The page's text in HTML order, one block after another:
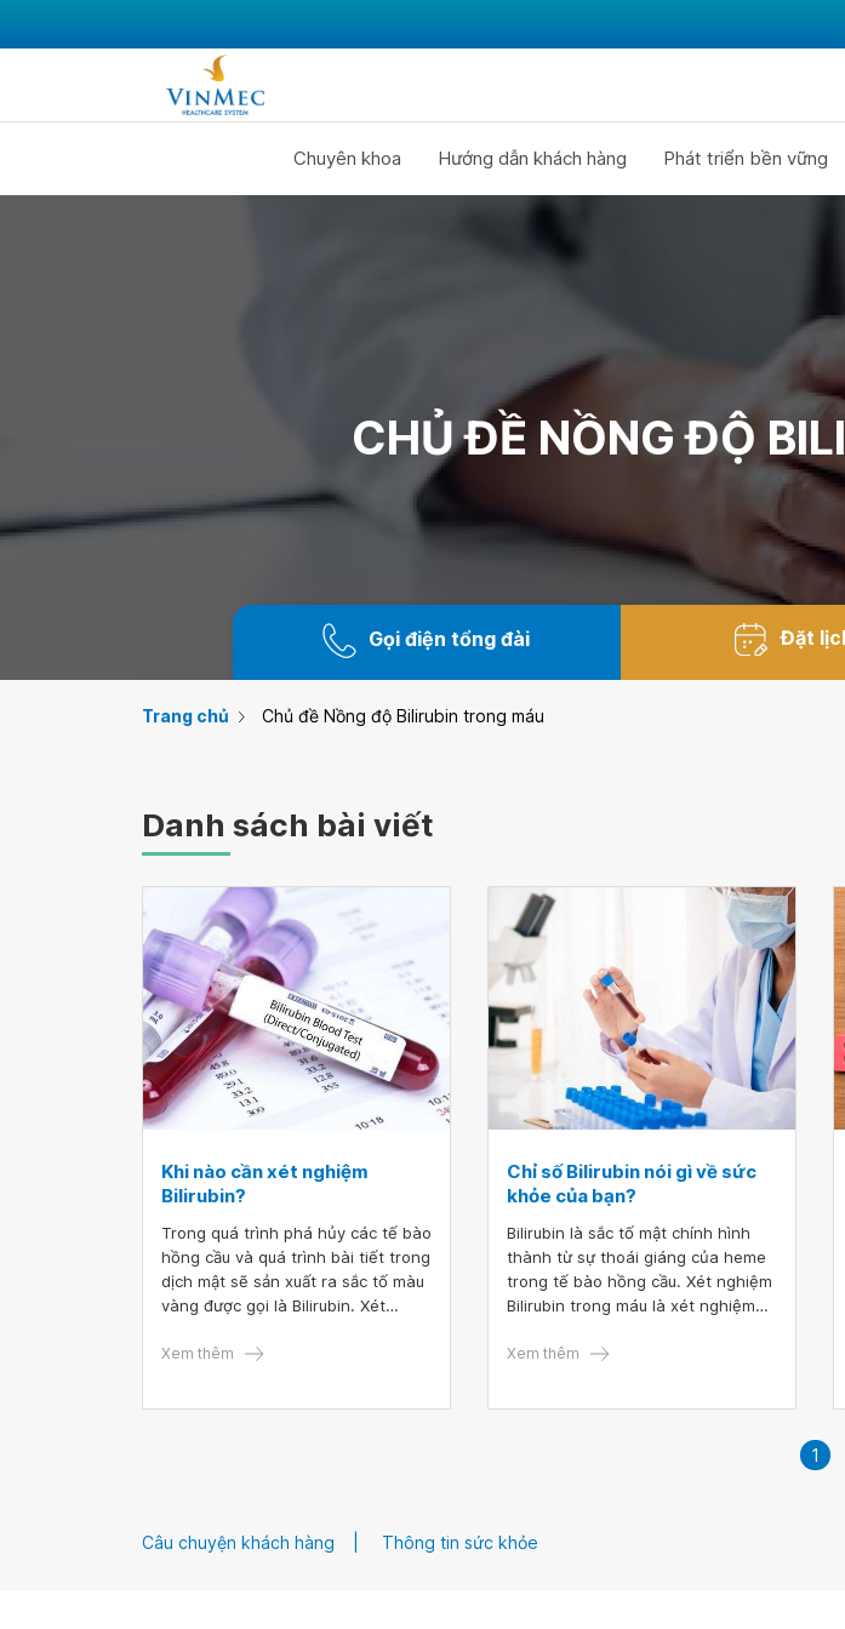
Chuyên khoa Hướng dẫn khách hàng Phát triển bền vững
CHỦ ĐỀ NỒNG ĐỘ
Gọi điện tổng đài Đặt
Trang chủ Chủ đề Nồng độ Bilirubin trong máu
Danh sách bài viết
Khi nào cần xét nghiệm
Bilirubin?
Trong quá trình phá hủy các tế bào
hồng cầu và quá trình bài tiết trong
dịch mật sẽ sản xuất ra sắc tố màu
vàng được gọi là Bilirubin. Xét
thể nguyên nhân dẫn đến vàng da,
Xem thêm
Chỉ số Bilirubin nói gì về sức
khỏe của bạn?
Bilirubin là sắc tố mật chính hình
thành từ sự thoái giáng của heme
trong tế bào hồng cầu. Xét nghiệm
Bilirubin trong máu là xét nghiệm
trạng sức khỏe của con người
Xem thêm
1
Câu chuyện khách hàng Thông tin sức khỏe